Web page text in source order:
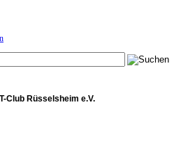
Club Rüsselsheim e.V.